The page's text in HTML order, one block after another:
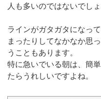
人も多いのではないでしょ
ラインがガタガタになっ
まったりしてなかなか思
うこともあります。
特に急いでいる朝は、簡
たらうれしいですよね。